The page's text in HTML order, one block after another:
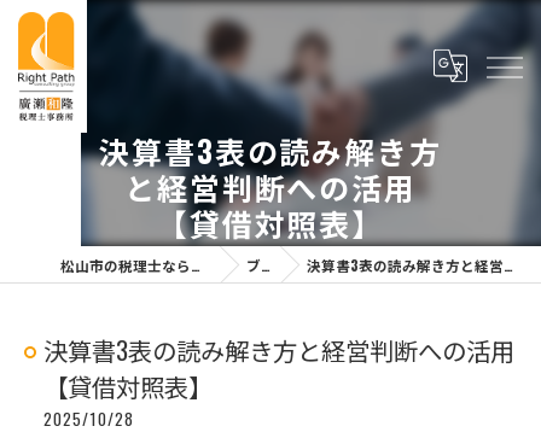
決算書3表の読み解き方
と経営判断への活用
【貸借対照表】
松山市の税理士なら廣瀬和隆税理士事務所 ブログ 決算書3表の読み解き方と経営判断への活用【貸借対照表】
決算書3表の読み解き方と経営判断への活用
【貸借対照表】
2025/10/28